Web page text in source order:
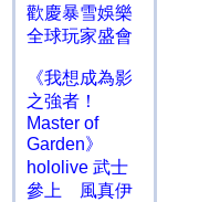
歡慶暴雪娛樂
全球玩家盛會
《我想成為影
之強者！
Master of
Garden》
hololive 武士
參上 風真伊